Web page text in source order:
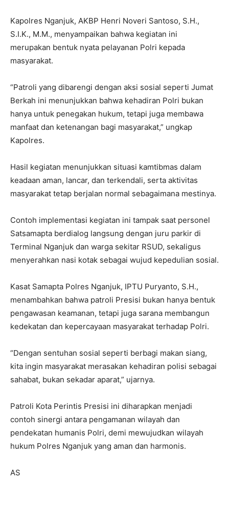
Kapolres Nganjuk, AKBP Henri Noveri Santoso, S.H.,
S.I.K., M.M., menyampaikan bahwa kegiatan ini
merupakan bentuk nyata pelayanan Polri kepada
masyarakat.
“Patroli yang dibarengi dengan aksi sosial seperti Jumat
Berkah ini menunjukkan bahwa kehadiran Polri bukan
hanya untuk penegakan hukum, tetapi juga membawa
manfaat dan ketenangan bagi masyarakat,” ungkap
Kapolres.
Hasil kegiatan menunjukkan situasi kamtibmas dalam
keadaan aman, lancar, dan terkendali, serta aktivitas
masyarakat tetap berjalan normal sebagaimana mestinya.
Contoh implementasi kegiatan ini tampak saat personel
Satsamapta berdialog langsung dengan juru parkir di
Terminal Nganjuk dan warga sekitar RSUD, sekaligus
menyerahkan nasi kotak sebagai wujud kepedulian sosial.
Kasat Samapta Polres Nganjuk, IPTU Puryanto, S.H.,
menambahkan bahwa patroli Presisi bukan hanya bentuk
pengawasan keamanan, tetapi juga sarana membangun
kedekatan dan kepercayaan masyarakat terhadap Polri.
“Dengan sentuhan sosial seperti berbagi makan siang,
kita ingin masyarakat merasakan kehadiran polisi sebagai
sahabat, bukan sekadar aparat,” ujarnya.
Patroli Kota Perintis Presisi ini diharapkan menjadi
contoh sinergi antara pengamanan wilayah dan
pendekatan humanis Polri, demi mewujudkan wilayah
hukum Polres Nganjuk yang aman dan harmonis.
AS